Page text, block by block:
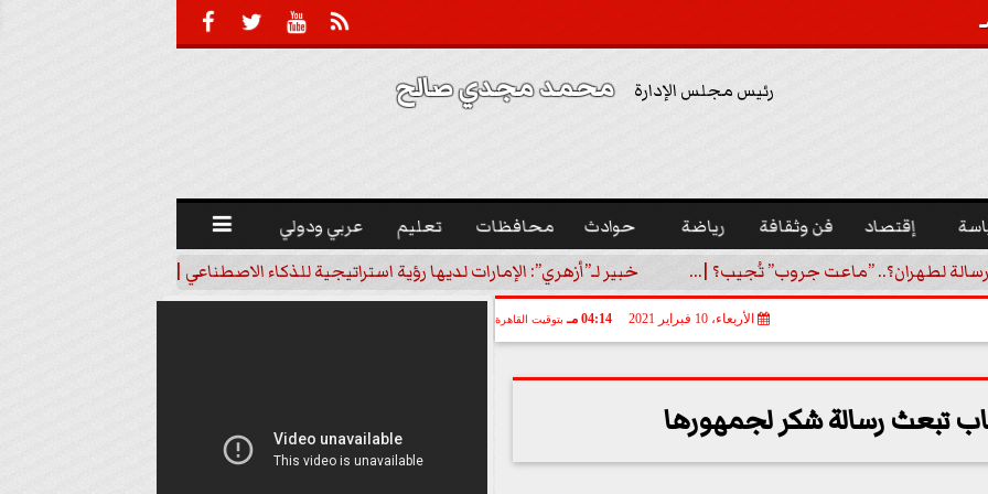
  

رئيس مجلس الإدارة محمد مجدي صالح
إقتصاد فن وثقافة رياضة حوادث محافظات تعليم عربي ودولي 
لطهران؟.. ”ماعت جروب” تُجيب؟ |... خبير لـ”أزهري”: الإمارات لديها رؤية استراتيجية للذكاء الاصطناعي | فيديو
الأربعاء، 10 فبراير 2021 04:14 مـ بتوقيت القاهرة
تبعث رسالة شكر لجمهورها